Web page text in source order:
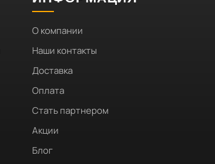
О компании
Наши контакты
Доставка
Оплата
Стать партнером
Акции
Блог